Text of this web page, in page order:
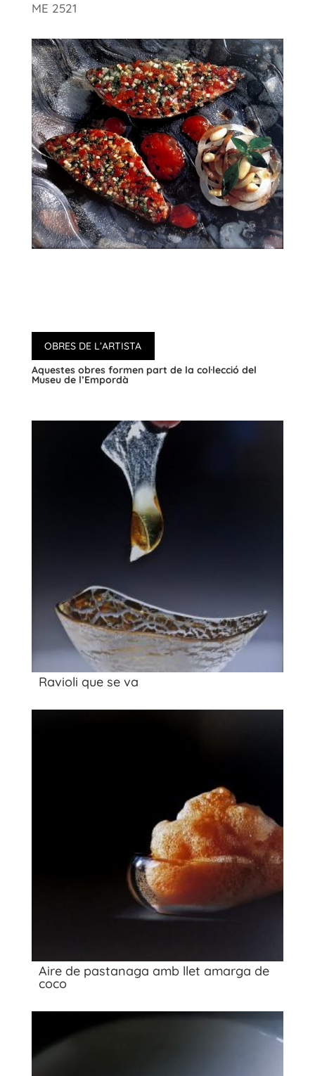
ME 2521
OBRES DE L’ARTISTA
Aquestes obres formen part de la col·lecció del
Museu de l’Empordà
Ravioli que se va
Aire de pastanaga amb llet amarga de
coco